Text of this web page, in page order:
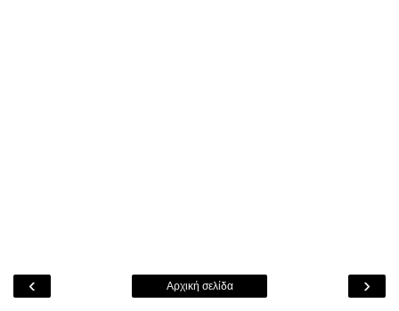
‹ ›
Αρχική σελίδα